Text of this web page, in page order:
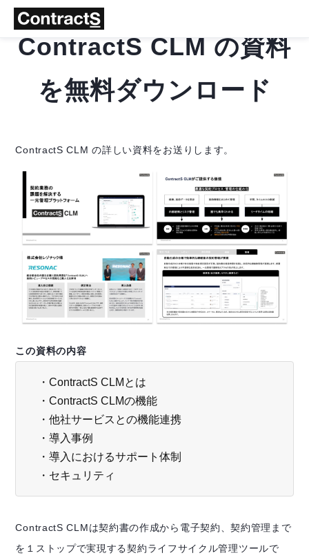
ContractS CLM の資料
を無料ダウンロード
ContractS CLM の詳しい資料をお送りします。
この資料の内容
・ContractS CLMとは
・ContractS CLMの機能
・他社サービスとの機能連携
・導入事例
・導入におけるサポート体制
・セキュリティ
ContractS CLMは契約書の作成から電子契約、契約管理まで
を１ストップで実現する契約ライフサイクル管理ツールで